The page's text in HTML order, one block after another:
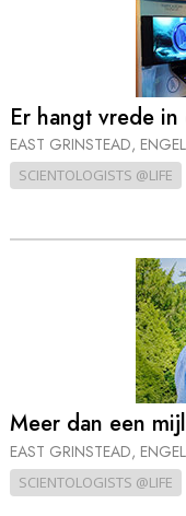
Er hangt vrede
EAST GRINSTEAD,
SCIENTOLOGISTS @LIFE
Meer dan een
EAST GRINSTEAD,
SCIENTOLOGISTS @LIFE